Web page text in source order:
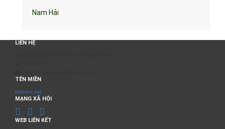
Nam Hải
LIÊN HỆ
TÊN MIỀN
titocovn.net
MẠNG XÃ HỘI
WEB LIÊN KẾT